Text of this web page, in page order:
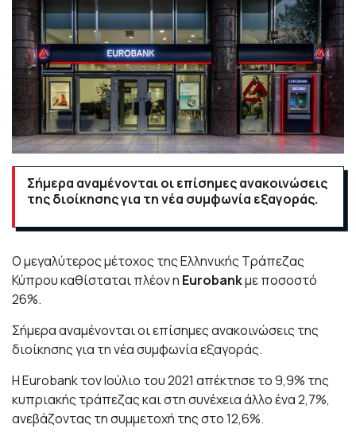
Σήμερα αναμένονται οι επίσημες ανακοινώσεις
της διοίκησης για τη νέα συμφωνία εξαγοράς.
Ο μεγαλύτερος μέτοχος της Ελληνικής Τράπεζας
Κύπρου καθίσταται πλέον η Eurobankμε ποσοστό
26%.
Σήμερα αναμένονται οι επίσημες ανακοινώσεις της
διοίκησης για τη νέα συμφωνία εξαγοράς.
Η Eurobank τον Ιούλιο του 2021 απέκτησε το 9,9% της
κυπριακής τράπεζας και στη συνέχεια άλλο ένα 2,7%,
ανεβάζοντας τη συμμετοχή της στο 12,6%.